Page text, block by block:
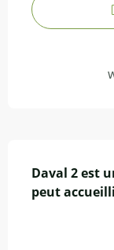
Daval 2 est
peut